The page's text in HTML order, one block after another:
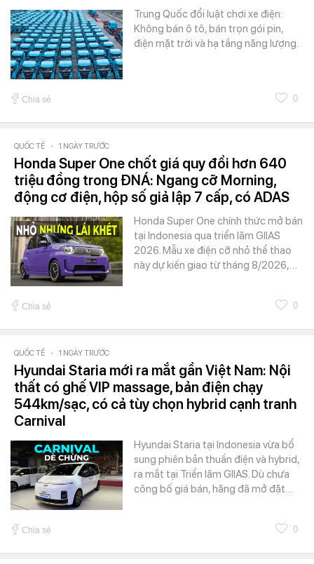
Trung Quốc đổi luật chơi xe điện:
Không bán ô tô, bán trọn gói pin,
điện mặt trời và hạ tầng năng lượng.
Chia sẻ 0
QUỐC TẾ - 1 NGÀY TRƯỚC
Honda Super One chốt giá quy đổi hơn 640
triệu đồng trong ĐNÁ: Ngang cỡ Morning,
động cơ điện, hộp số giả lập 7 cấp, có ADAS
Honda Super One chính thức mở bán
tại Indonesia qua triển lãm GIIAS
2026. Mẫu xe điện cỡ nhỏ thể thao
này dự kiến giao từ tháng 8/2026,…
Chia sẻ 0
QUỐC TẾ - 1 NGÀY TRƯỚC
Hyundai Staria mới ra mắt gần Việt Nam: Nội
thất có ghế VIP massage, bản điện chạy
544km/sạc, có cả tùy chọn hybrid cạnh tranh
Carnival
Hyundai Staria tại Indonesia vừa bổ
sung phiên bản thuần điện và hybrid,
ra mắt tại Triển lãm GIIAS. Dù chưa
công bố giá bán, hãng đã mở đặt…
Chia sẻ 0